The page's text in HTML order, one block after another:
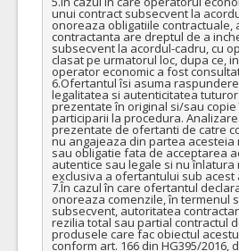
unui contract subsecvent la
onoreaza obligatiile contractuale,
contractanta are dreptul de a
subsecvent la acordul-cadru, cu
clasat pe urmatorul loc, dupa ce,
operator economic a fost
6.Ofertantul îsi asuma
legalitatea si autenticitatea
prezentate în original si/sau
participarii la procedura.
prezentate de ofertanti de catre
nu angajeaza din partea acesteia
sau obligatie fata de acceptarea
autentice sau legale si nu
exclusiva a ofertantului sub acest
7.În cazul în care ofertantul
onoreaza comenzile, în termenul
subsecvent, autoritatea
rezilia total sau partial contractul
produsele care fac obiectul
conform art. 166 din HG395/2016,